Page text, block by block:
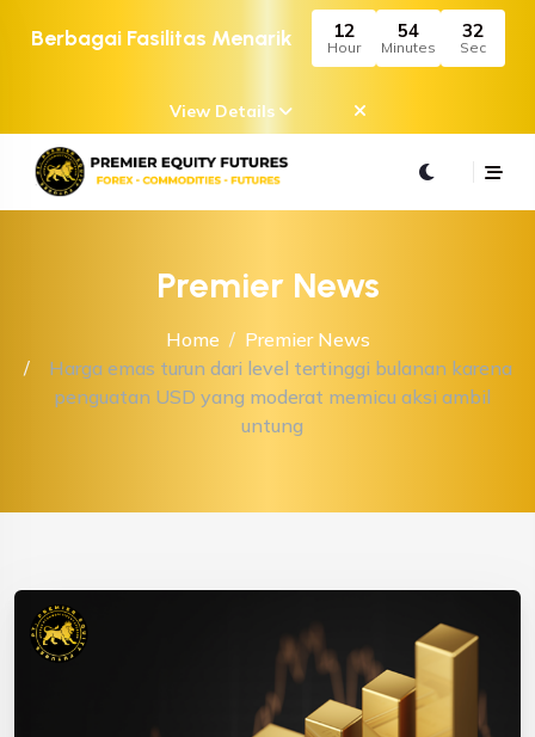
Berbagai Fasilitas Menarik 12
Hour
54
Minutes
32
Sec
View Details
Premier News
Home
Premier News
Harga emas turun dari level tertinggi bulanan karena
penguatan USD yang moderat memicu aksi ambil
untung